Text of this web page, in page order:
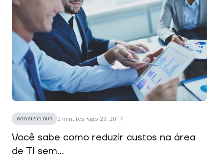
GOOGLE CLOUD 2 minutos ago 29, 2017
Você sabe como reduzir custos na área
de TI sem...